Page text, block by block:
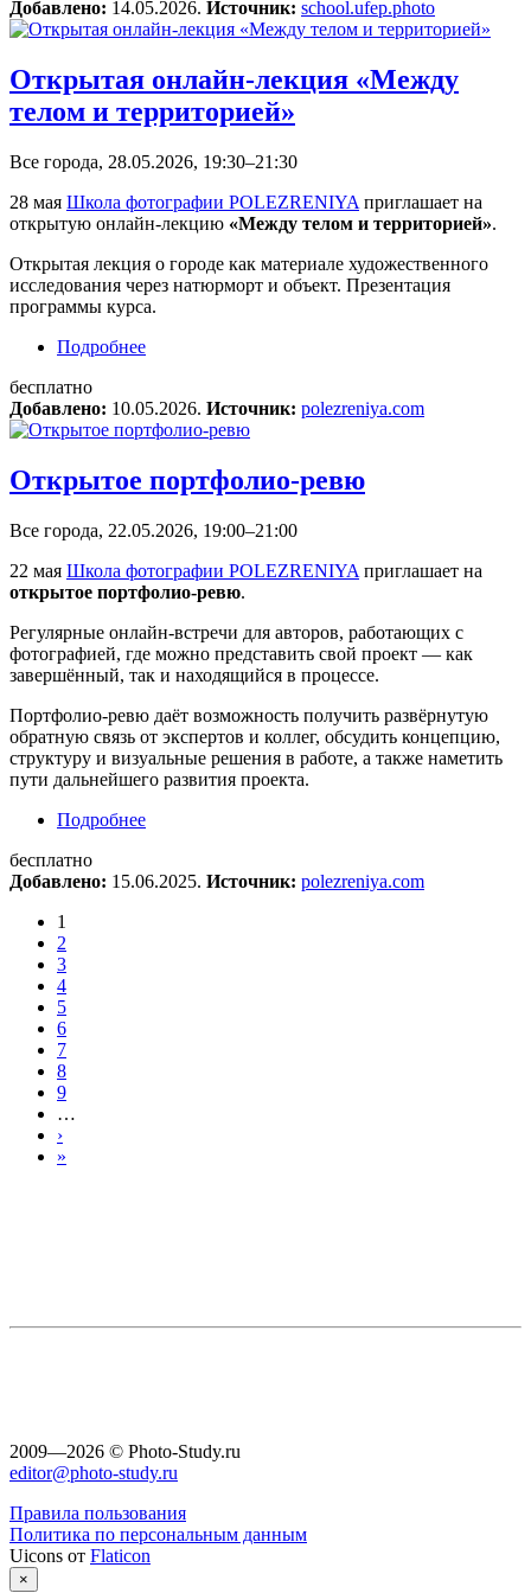
Добавлено: 14.05.2026. Источник: school.ufep.photo
Открытая онлайн-лекция «Между
телом и территорией»
Все города, 28.05.2026, 19:30–21:30
28 мая Школа фотографии POLEZRENIYA приглашает на
открытую онлайн-лекцию «Между телом и территорией».
Открытая лекция о городе как материале художественного
исследования через натюрморт и объект. Презентация
программы курса.
Подробнее
бесплатно
Добавлено: 10.05.2026. Источник: polezreniya.com
Открытое портфолио-ревю
Все города, 22.05.2026, 19:00–21:00
22 мая Школа фотографии POLEZRENIYA приглашает на
открытое портфолио-ревю.
Регулярные онлайн-встречи для авторов, работающих с
фотографией, где можно представить свой проект — как
завершённый, так и находящийся в процессе.
Портфолио-ревю даёт возможность получить развёрнутую
обратную связь от экспертов и коллег, обсудить концепцию,
структуру и визуальные решения в работе, а также наметить
пути дальнейшего развития проекта.
Подробнее
бесплатно
Добавлено: 15.06.2025. Источник: polezreniya.com
1
2
3
4
5
6
7
8
9
…
›
»
2009—2026 © Photo-Study.ru
editor@photo-study.ru
Правила пользования
Политика по персональным данным
Uicons от Flaticon
×